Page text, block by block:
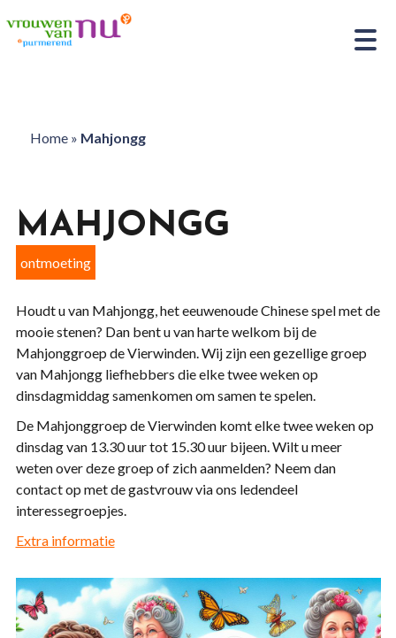
Home» Mahjongg
MAHJONGG
ontmoeting
Houdt u van Mahjongg, het eeuwenoude Chinese spel met de
mooie stenen? Dan bent u van harte welkom bij de
Mahjonggroep de Vierwinden. Wij zijn een gezellige groep
van Mahjongg liefhebbers die elke twee weken op
dinsdagmiddag samenkomen om samen te spelen.
De Mahjonggroep de Vierwinden komt elke twee weken op
dinsdag van 13.30 uur tot 15.30 uur bijeen. Wilt u meer
weten over deze groep of zich aanmelden? Neem dan
contact op met de gastvrouw via ons ledendeel
interessegroepjes.
Extra informatie